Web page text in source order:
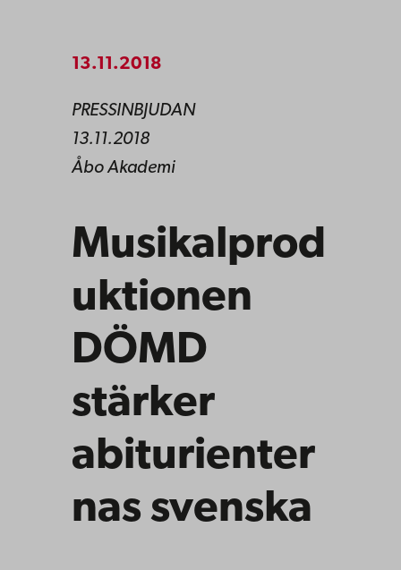
13.11.2018
PRESSINBJUDAN
13.11.2018
Åbo Akademi
Musikalprod
uktionen
DÖMD
stärker
abiturienter
nas svenska